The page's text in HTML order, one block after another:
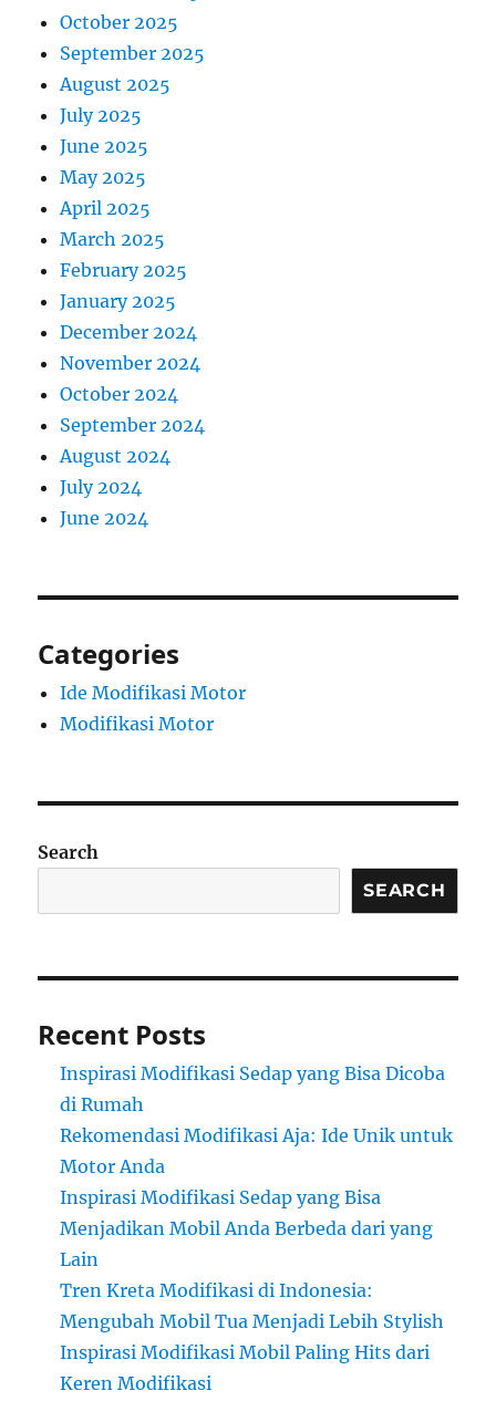
October 2025
September 2025
August 2025
July 2025
June 2025
May 2025
April 2025
March 2025
February 2025
January 2025
December 2024
November 2024
October 2024
September 2024
August 2024
July 2024
June 2024
Categories
Ide Modifikasi Motor
Modifikasi Motor
Search
SEARCH
Recent Posts
Inspirasi Modifikasi Sedap yang Bisa Dicoba
di Rumah
Rekomendasi Modifikasi Aja: Ide Unik untuk
Motor Anda
Inspirasi Modifikasi Sedap yang Bisa
Menjadikan Mobil Anda Berbeda dari yang
Lain
Tren Kreta Modifikasi di Indonesia:
Mengubah Mobil Tua Menjadi Lebih Stylish
Inspirasi Modifikasi Mobil Paling Hits dari
Keren Modifikasi